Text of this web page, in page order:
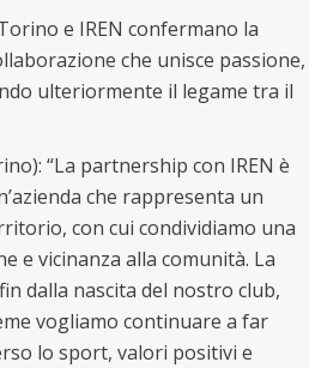
e IREN confermano la
che unisce passione,
ulteriormente il legame tra il
“La partnership con IREN è
che rappresenta un
con cui condividiamo una
e vicinanza alla comunità. La
dalla nascita del nostro club,
vogliamo continuare a far
lo sport, valori positivi e